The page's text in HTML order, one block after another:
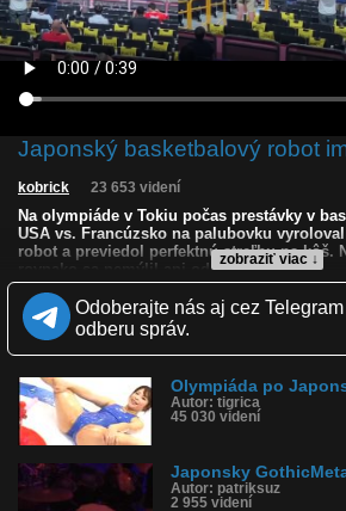
Japonský basketbalový robot
zobraziť viac ↓
kobrick 23 653 videní
Na olympiáde v Tokiu počas prestávky v
USA vs. Francúzsko na palubovku
robot a previedol perfektnú streľbu na kôš.
rovnako sa nemýlil ani od poliacej čiary.
Kvalita: NQ
LQ
Zverejnené: 26.7.2021 18:04
Obľúbené: 4
Komentárov: 50
Dľžka: 0:39
Kategória: veda a technika
Tagy: tokio, tokio 2020, olympiáda,
strielať, triafať, hádzať, robot, humanoidný
prestávka
Odoberajte nás aj cez
odberu správ.
Olympiáda po
Autor: tigrica
45 030 videní
Japonsky
Autor: patriksuz
2 955 videní